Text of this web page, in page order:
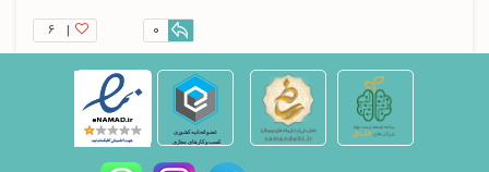
| ۶ 0